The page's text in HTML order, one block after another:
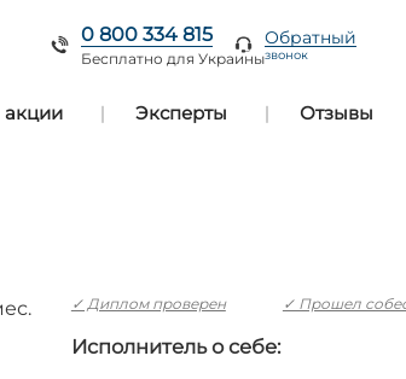
0 800 334 815
Бесплатно для Украины
Обратный
звонок
акции Эксперты Отзывы
✓ Диплом проверен ✓ Прошел
Исполнитель о себе: